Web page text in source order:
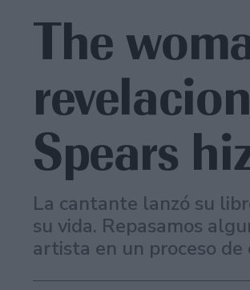
The
Spears
La cantante lanzó su
su vida. Repasamos
artista en un proceso